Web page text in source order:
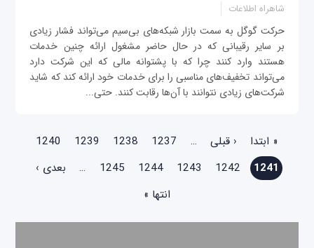
شاهراه اطلاعات
حرکت گوگل به سمت بازار شبکه‌های بی‌سیم می‌تواند فشار زیادی
بر سایر رقیبانی که در حال حاضر مشغول ارائه چنین خدمات
هستند وارد کنند چرا که با پشتوانه مالی که این شرکت دارد
می‌تواند تخفیف‌های مناسبی را برای خدمات خود ارائه کند که شاید
شرکت‌های زیادی نتوانند با آن‌ها رقابت کنند. حتی...
صفحه‌ها
« ابتدا ‹ قبلی …
1237
1238
1239
1240
1241
1242
1243
1244
1245
…
بعدی ›
انتها »